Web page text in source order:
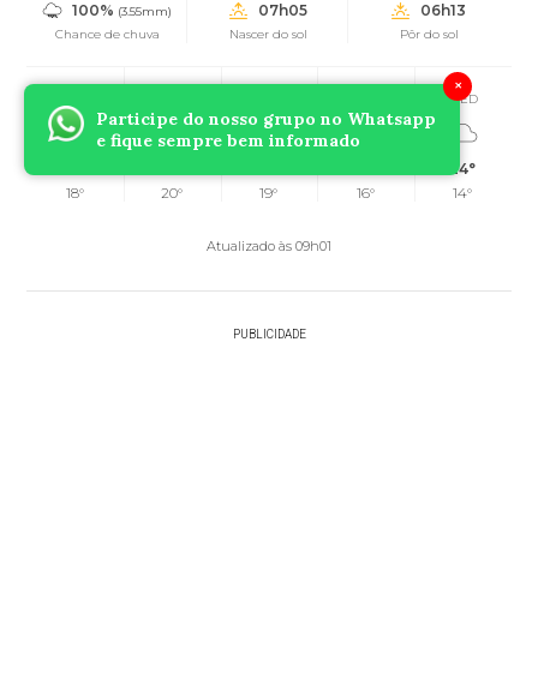
×
Participe do nosso grupo no Whatsapp
e fique sempre bem informado
100% (3.55mm)
Chance de chuva
07h05
Nascer do sol
06h13
Pôr do sol
18°
20°
19°
16°
WED
24°
14°
Atualizado às 09h01
PUBLICIDADE